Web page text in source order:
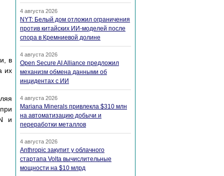
в
их
и
4 августа 2026
NYT: Белый дом отложил ограничения
против китайских ИИ-моделей после
спора в Кремниевой долине
4 августа 2026
Open Secure AI Alliance предложил
механизм обмена данными об
инцидентах с ИИ
4 августа 2026
Mariana Minerals привлекла $310 млн
на автоматизацию добычи и
переработки металлов
4 августа 2026
Anthropic закупит у облачного
стартапа Volta вычислительные
мощности на $10 млрд